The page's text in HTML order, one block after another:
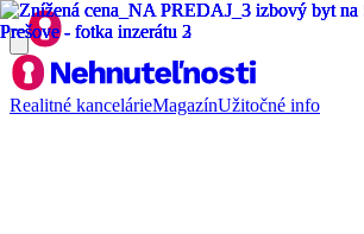
Realitné kancelárieMagazínUžitočné info